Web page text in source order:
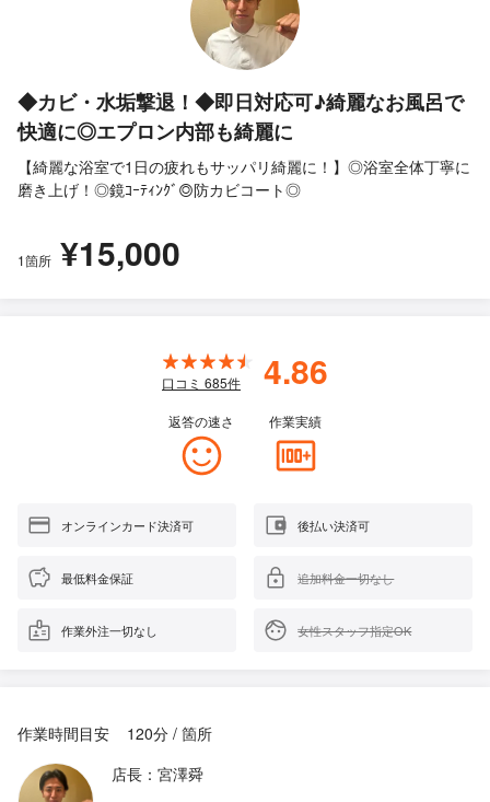
◆カビ・水垢撃退！◆即日対応可♪綺麗なお風呂で
快適に◎エプロン内部も綺麗に
【綺麗な浴室で1日の疲れもサッパリ綺麗に！】◎浴室全体丁寧に
磨き上げ！◎鏡ｺｰﾃｨﾝｸﾞ◎防カビコート◎
1箇所 ¥15,000
口コミ 685件 4.86
返答の速さ 作業実績
オンラインカード決済可 後払い決済可
最低料金保証 追加料金一切なし
作業外注一切なし 女性スタッフ指定OK
作業時間目安
120分 / 箇所
店長：宮澤舜